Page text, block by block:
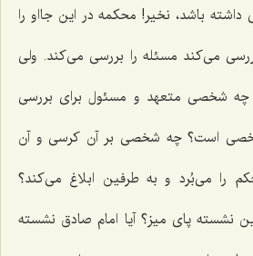
باشد، نخیر! محکمه در این جااو را
می‌کند مسئله را بررسی می‌کند. ولی
شخصی متعهد و مسئول برای بررسی
است؟ چه شخصی بر آن کرسی و آن
را می‌بُرد و به طرفین ابلاغ می‌کند؟
نشسته پای میز؟ آیا امام صادق نشسته